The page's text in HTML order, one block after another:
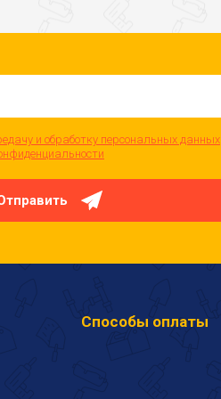
и обработку персональных данных
Способы оплаты